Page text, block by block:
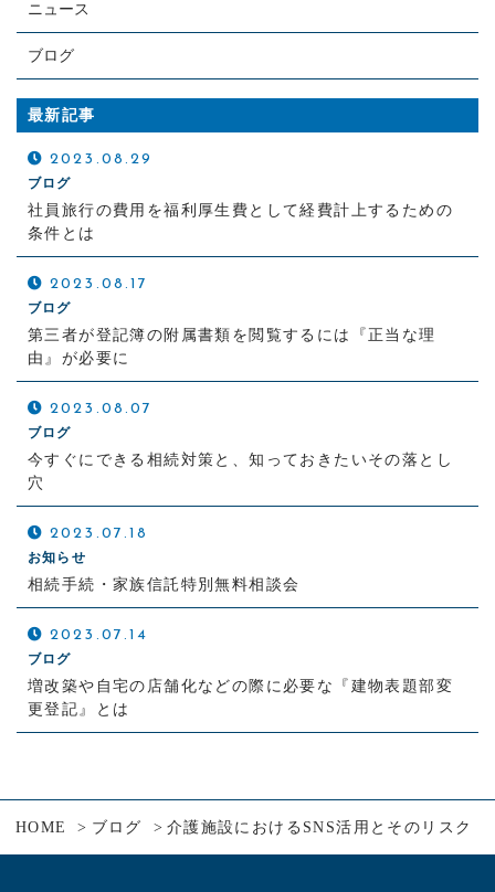
ニュース
ブログ
最新記事
2023.08.29
ブログ
社員旅行の費用を福利厚生費として経費計上するための
条件とは
2023.08.17
ブログ
第三者が登記簿の附属書類を閲覧するには『正当な理
由』が必要に
2023.08.07
ブログ
今すぐにできる相続対策と、知っておきたいその落とし
穴
2023.07.18
お知らせ
相続手続・家族信託特別無料相談会
2023.07.14
ブログ
増改築や自宅の店舗化などの際に必要な『建物表題部変
更登記』とは
HOME ブログ 介護施設におけるSNS活用とそのリスク